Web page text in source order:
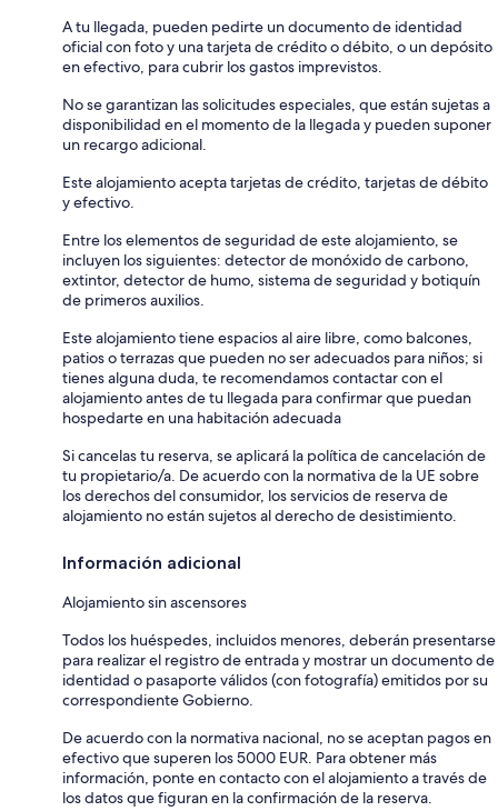
A tu llegada, pueden pedirte un documento de identidad
oficial con foto y una tarjeta de crédito o débito, o un depósito
en efectivo, para cubrir los gastos imprevistos.
No se garantizan las solicitudes especiales, que están sujetas a
disponibilidad en el momento de la llegada y pueden suponer
un recargo adicional.
Este alojamiento acepta tarjetas de crédito, tarjetas de débito
y efectivo.
Entre los elementos de seguridad de este alojamiento, se
incluyen los siguientes: detector de monóxido de carbono,
extintor, detector de humo, sistema de seguridad y botiquín
de primeros auxilios.
Este alojamiento tiene espacios al aire libre, como balcones,
patios o terrazas que pueden no ser adecuados para niños; si
tienes alguna duda, te recomendamos contactar con el
alojamiento antes de tu llegada para confirmar que puedan
hospedarte en una habitación adecuada
Si cancelas tu reserva, se aplicará la política de cancelación de
tu propietario/a. De acuerdo con la normativa de la UE sobre
los derechos del consumidor, los servicios de reserva de
alojamiento no están sujetos al derecho de desistimiento.
Información adicional
Alojamiento sin ascensores
Todos los huéspedes, incluidos menores, deberán presentarse
para realizar el registro de entrada y mostrar un documento de
identidad o pasaporte válidos (con fotografía) emitidos por su
correspondiente Gobierno.
De acuerdo con la normativa nacional, no se aceptan pagos en
efectivo que superen los 5000 EUR. Para obtener más
información, ponte en contacto con el alojamiento a través de
los datos que figuran en la confirmación de la reserva.